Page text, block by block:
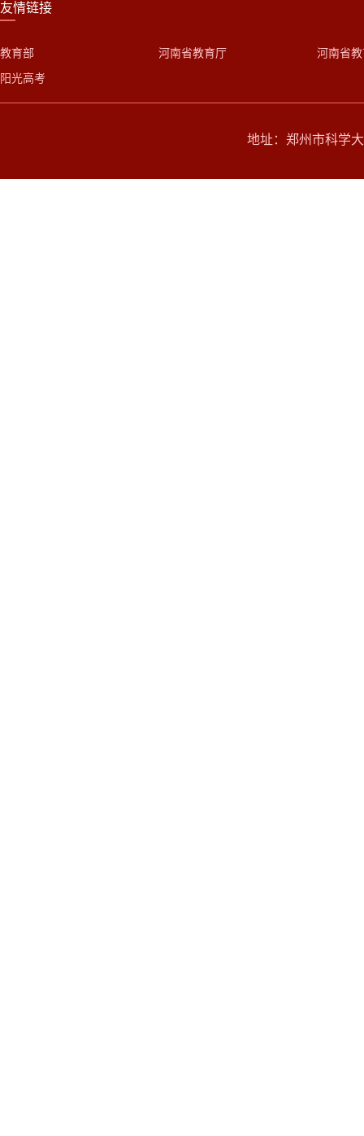
友情链接
教育部
阳光高考
河南省教育厅 河南省
地址：郑州市科学